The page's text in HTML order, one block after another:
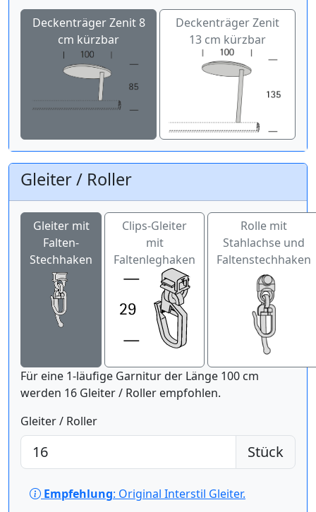
Deckenträger Zenit 8
cm kürzbar
Deckenträger Zenit
13 cm kürzbar
Gleiter / Roller
Gleiter mit
Falten-
Stechhaken
Clips-Gleiter
mit
Faltenleghaken
Rolle mit
Stahlachse und
Faltenstechhaken
Für eine 1-läufige Garnitur der Länge 100 cm
werden 16 Gleiter / Roller empfohlen.
Gleiter / Roller
Stück
Empfehlung: Original Interstil Gleiter.